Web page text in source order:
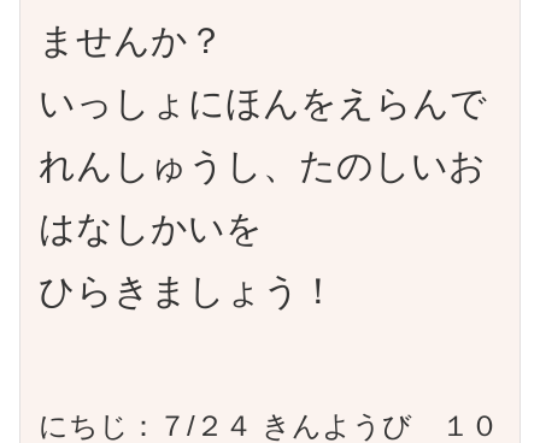
ませんか？
いっしょにほんをえらんで
れんしゅうし、たのしいお
はなしかいを
ひらきましょう！
にちじ：７/２４ きんようび １０